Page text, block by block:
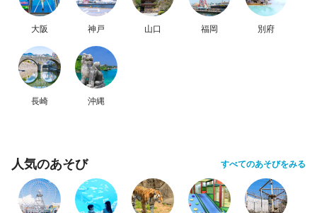
大阪 神戸 山口 福岡 別府
長崎 沖縄
人気のあそび すべてのあそびをみる